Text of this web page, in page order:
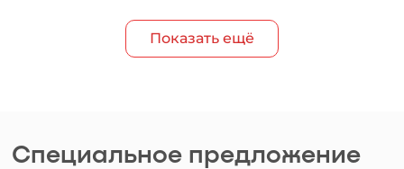
Показать ещё
Специальное предложение